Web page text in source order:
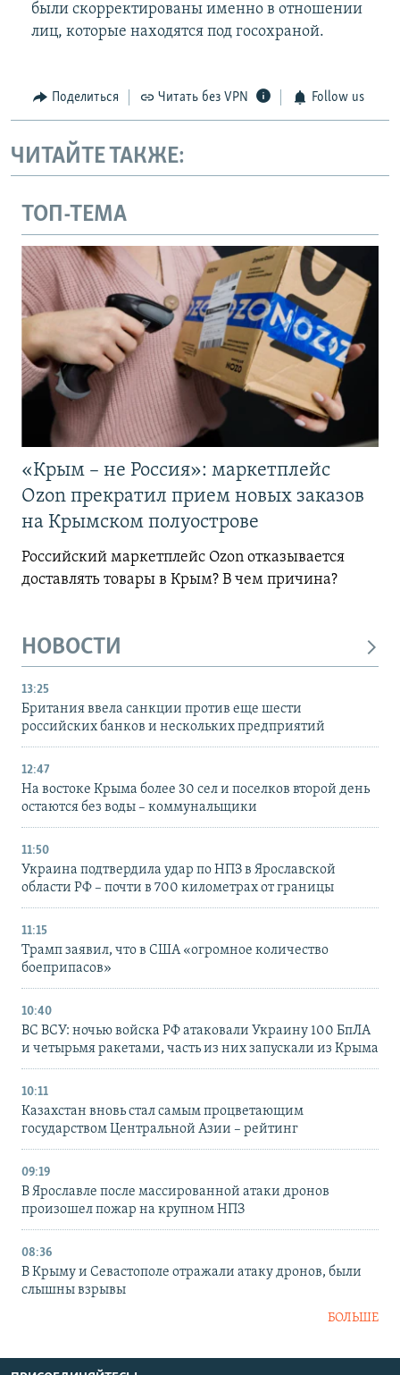
были скорректированы именно в отношении
лиц, которые находятся под госохраной.
Поделиться Читать без VPN Follow us
ЧИТАЙТЕ ТАКЖЕ:
ТОП-ТЕМА
«Крым – не Россия»: маркетплейс
Ozon прекратил прием новых заказов
на Крымском полуострове
Российский маркетплейс Ozon отказывается
доставлять товары в Крым? В чем причина?
НОВОСТИ
13:25
Британия ввела санкции против еще шести
российских банков и нескольких предприятий
12:47
На востоке Крыма более 30 сел и поселков второй день
остаются без воды – коммунальщики
11:50
Украина подтвердила удар по НПЗ в Ярославской
области РФ – почти в 700 километрах от границы
11:15
Трамп заявил, что в США «огромное количество
боеприпасов»
10:40
ВС ВСУ: ночью войска РФ атаковали Украину 100 БпЛА
и четырьмя ракетами, часть из них запускали из Крыма
10:11
Казахстан вновь стал самым процветающим
государством Центральной Азии – рейтинг
09:19
В Ярославле после массированной атаки дронов
произошел пожар на крупном НПЗ
08:36
В Крыму и Севастополе отражали атаку дронов, были
слышны взрывы
БОЛЬШЕ